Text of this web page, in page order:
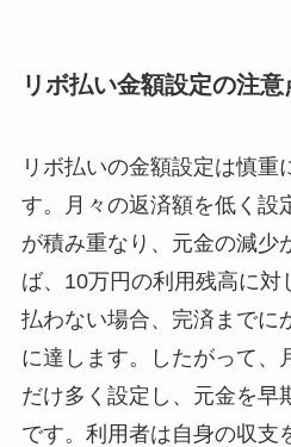
リボ払い金額設定の注意
リボ払いの金額設定は慎重
す。月々の返済額を低く設
が積み重なり、元金の減少
ば、10万円の利用残高に対
払わない場合、完済までに
に達します。したがって、
だけ多く設定し、元金を早
です。利用者は自身の収支